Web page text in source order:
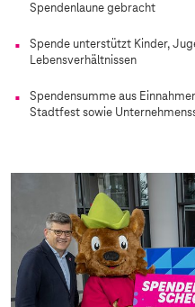
Spendenlaune gebracht
Spende unterstützt Kinder,
Lebensverhältnissen
Spendensumme aus
Stadtfest sowie